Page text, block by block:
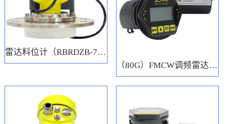
雷达料位计（RBRDZB-71-6-C）
（80G）FMCW调频雷达电子模块